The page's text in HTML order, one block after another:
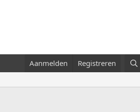
Aanmelden Registreren